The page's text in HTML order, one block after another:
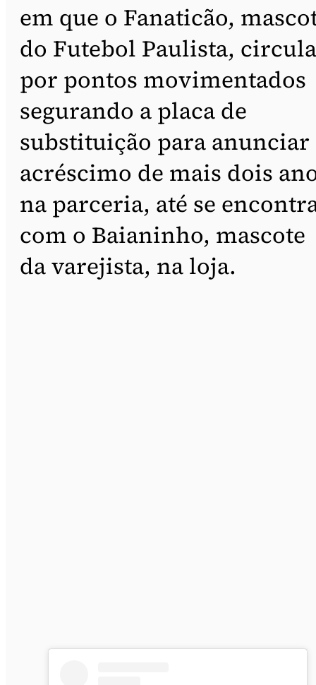
em que o Fanaticão,
do Futebol Paulista, circula
por pontos movimentados
segurando a placa de
substituição para anunciar
acréscimo de mais dois
na parceria, até se
com o Baianinho, mascote
da varejista, na loja.